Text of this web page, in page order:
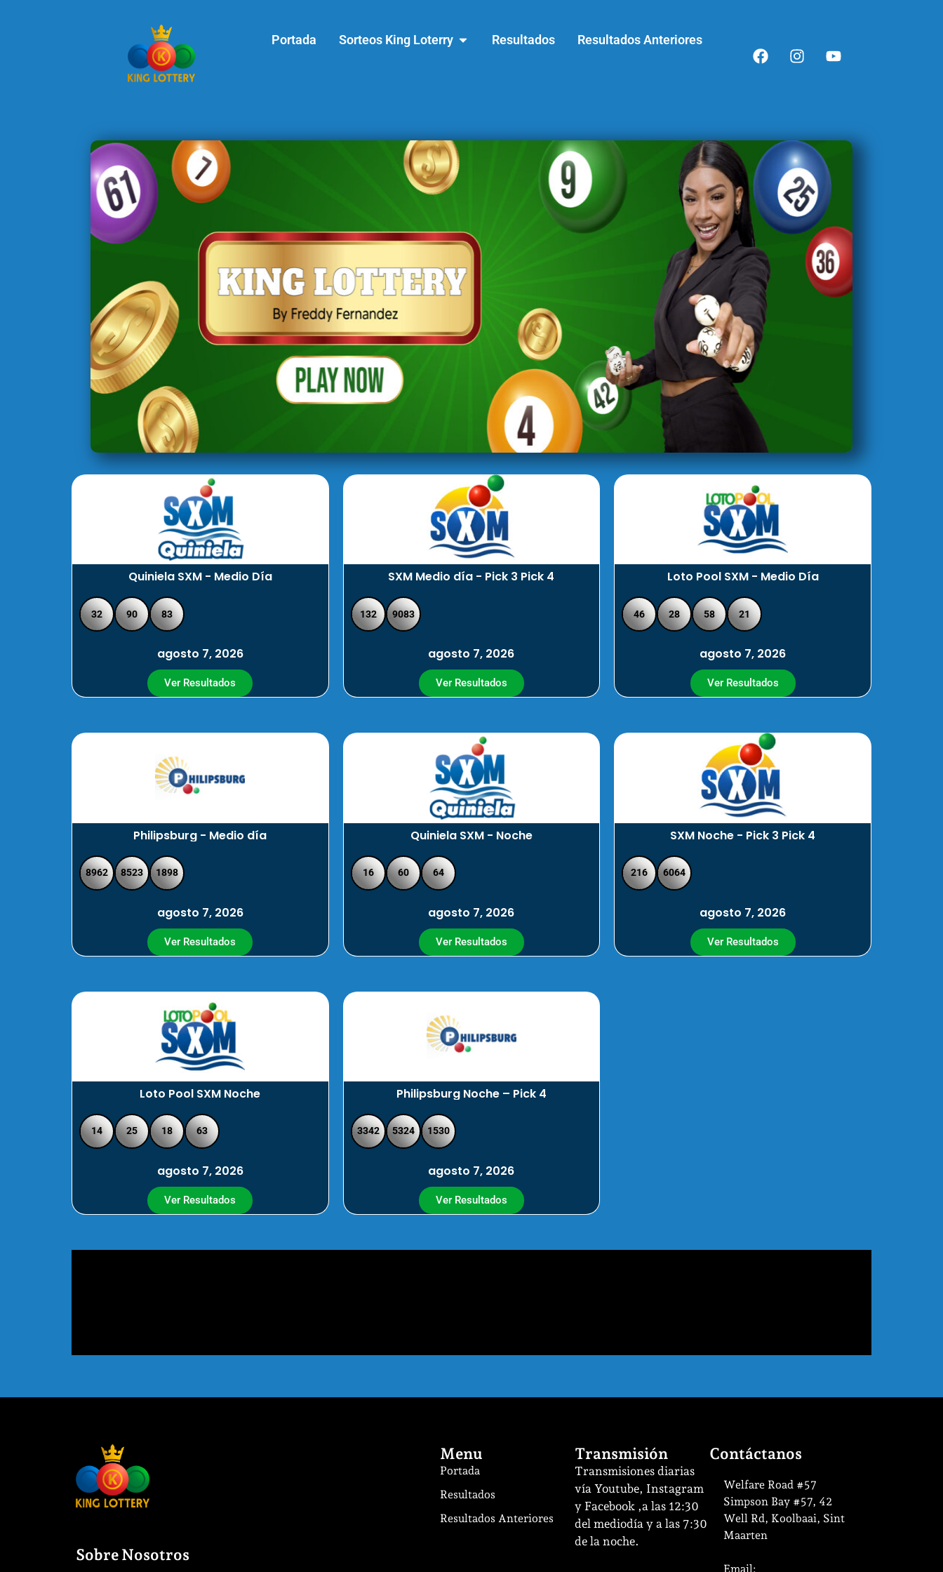
Portada Sorteos King Loterry Resultados Resultados Anteriores
Quiniela SXM - Medio Día SXM Medio día - Pick 3 Pick 4 Loto Pool SXM - Medio Día
32 90 83
agosto 7, 2026
132 9083
agosto 7, 2026
46 28 58 21
agosto 7, 2026
Ver Resultados Ver Resultados Ver Resultados
Philipsburg - Medio día Quiniela SXM - Noche SXM Noche - Pick 3 Pick 4
8962 8523 1898
agosto 7, 2026
16 60 64
agosto 7, 2026
216 6064
agosto 7, 2026
Ver Resultados Ver Resultados Ver Resultados
Loto Pool SXM Noche Philipsburg Noche – Pick 4
14 25 18 63
agosto 7, 2026
3342 5324 1530
agosto 7, 2026
Ver Resultados Ver Resultados
Sobre Nosotros
Menu
Portada
Resultados
Resultados Anteriores
Transmisión
Transmisiones diarias
vía Youtube, Instagram
y Facebook ,a las 12:30
del mediodía y a las 7:30
de la noche.
Contáctanos
Welfare Road #57
Simpson Bay #57, 42
Well Rd, Koolbaai, Sint
Maarten
Email: